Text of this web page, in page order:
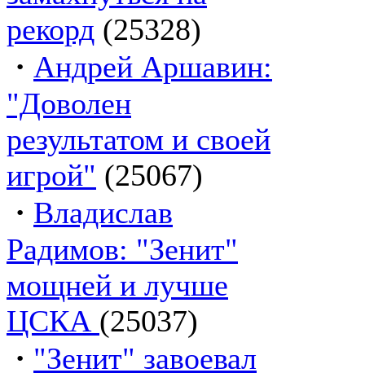
рекорд (25328)
· Андрей Аршавин:
"Доволен
результатом и своей
игрой" (25067)
· Владислав
Радимов: "Зенит"
мощней и лучше
ЦСКА (25037)
· "Зенит" завоевал